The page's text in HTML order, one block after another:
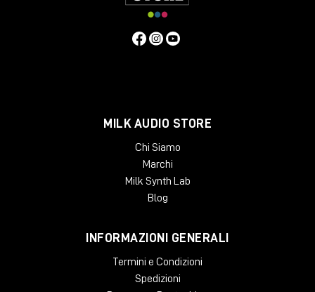
MILK AUDIO STORE
Chi Siamo
Marchi
Milk Synth Lab
Blog
INFORMAZIONI GENERALI
Termini e Condizioni
Spedizioni